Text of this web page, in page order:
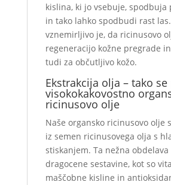
kislina, ki jo vsebuje, spodbuja
in tako lahko spodbudi rast
vznemirljivo je, da ricinusovo
regeneracijo kožne pregrade
tudi za občutljivo kožo.
Ekstrakcija olja – tako
visokokakovostno
ricinusovo olje
Naše organsko ricinusovo olje
iz semen ricinusovega olja s
stiskanjem. Ta nežna
dragocene sestavine, kot so
maščobne kisline in